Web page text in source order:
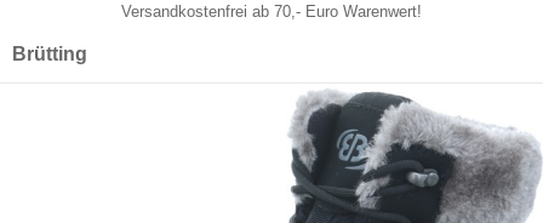
Versandkostenfrei ab 70,- Euro Warenwert!
Brütting